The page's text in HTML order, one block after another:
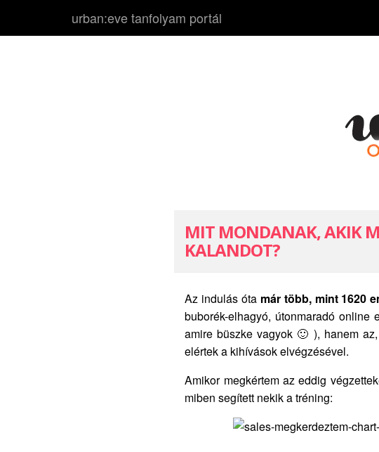
urban:eve tanfolyam portál
MIT MONDANAK, AKIK
KALANDOT?
Az indulás óta már több, mint 1620
buborék-elhagyó, útonmaradó
amire büszke vagyok 🙂 ), hanem
elértek a kihívások elvégzésével.
Amikor megkértem az eddig
miben segített nekik a tréning: